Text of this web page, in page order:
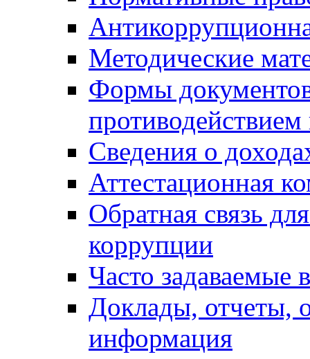
Методические
Формы
Сведения о
Аттестационная
Обратная связь
коррупции
Часто задаваемые
Доклады, отчеты,
информация